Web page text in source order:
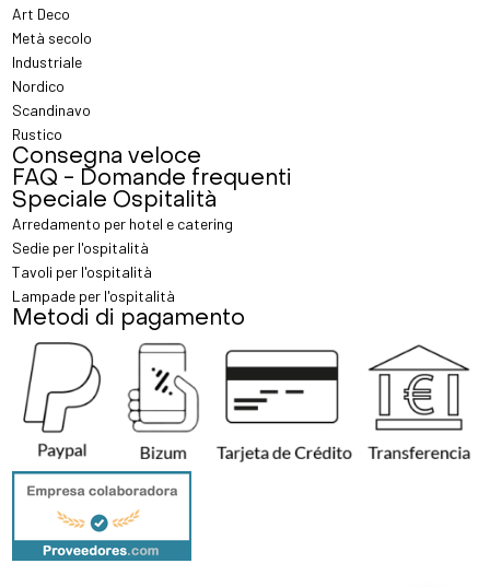
Art Deco
Metà secolo
Industriale
Nordico
Scandinavo
Rustico
Consegna veloce
FAQ - Domande frequenti
Speciale Ospitalità
Arredamento per hotel e catering
Sedie per l'ospitalità
Tavoli per l'ospitalità
Lampade per l'ospitalità
Metodi di pagamento